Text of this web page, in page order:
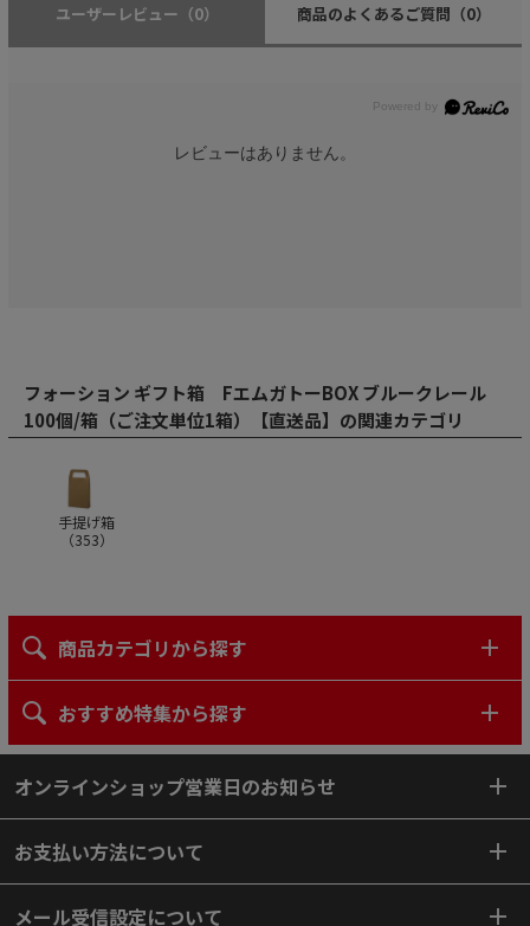
ユーザーレビュー （0） 商品のよくあるご質問 （0）
レビューはありません。
フォーション ギフト箱 FエムガトーBOX ブルークレール
100個/箱（ご注文単位1箱）【直送品】の関連カテゴリ
手提げ箱
（353）
商品カテゴリから探す
おすすめ特集から探す
オンラインショップ営業日のお知らせ
お支払い方法について
メール受信設定について